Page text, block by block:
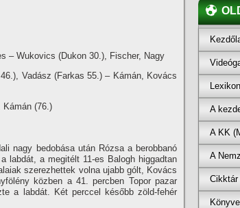
– Wukovics (Dukon 30.), Fischer, Nagy
Vadász (Farkas 55.) – Kámán, Kovács
Kámán (76.)
nagy bedobása után Rózsa a berobbanó
labdát, a megitélt 11-es Balogh higgadtan
szerezhettek volna ujabb gólt, Kovács
közben a 41. percben Topor pazar
a labdát. Két perccel később zöld-fehér
Lexikon
A
A KK
A
Cikktár